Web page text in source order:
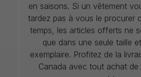
en saisons. Si un vêtement
tardez pas à vous le procurer
temps, les articles offerts ne
que dans une seule taille
exemplaire. Profitez de la
Canada avec tout achat de